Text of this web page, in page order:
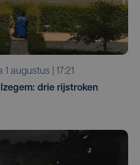
1 augustus | 17:21
drie rijstroken